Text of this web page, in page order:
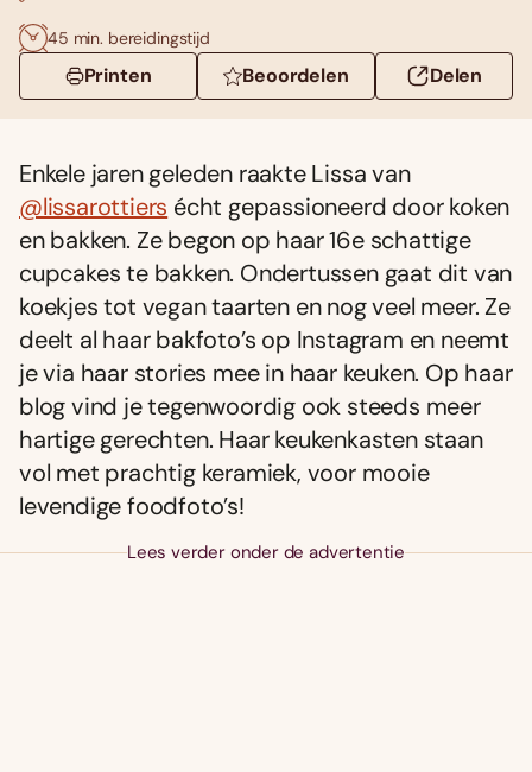
45 min. bereidingstijd
Printen Beoordelen Delen
Enkele jaren geleden raakte Lissa van
@lissarottiers écht gepassioneerd door koken
en bakken. Ze begon op haar 16e schattige
cupcakes te bakken. Ondertussen gaat dit van
koekjes tot vegan taarten en nog veel meer. Ze
deelt al haar bakfoto’s op Instagram en neemt
je via haar stories mee in haar keuken. Op haar
blog vind je tegenwoordig ook steeds meer
hartige gerechten. Haar keukenkasten staan
vol met prachtig keramiek, voor mooie
levendige foodfoto’s!
Lees verder onder de advertentie